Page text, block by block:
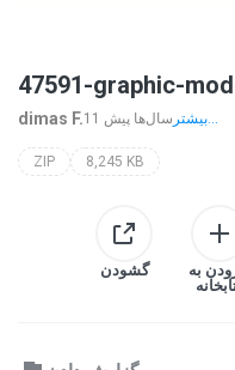
47591-graphic-
dimas F. 11 سال‌ها پیش بیشتر...
ZIP 8,245 KB
گشودن
به